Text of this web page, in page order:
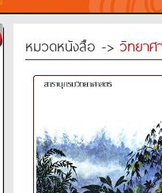
หมวดหนังสือ -> วิทยาศ